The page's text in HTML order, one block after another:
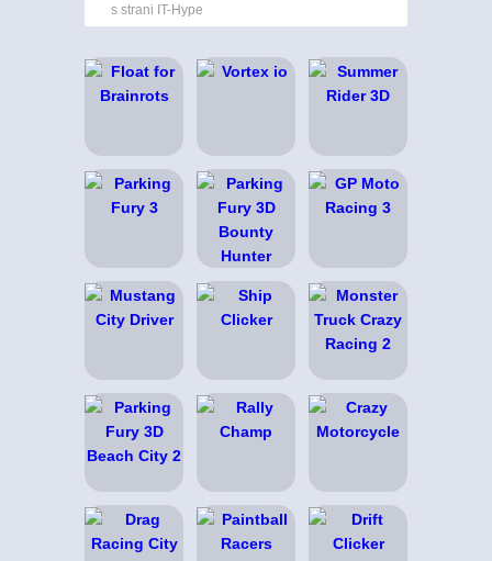
s strani IT-Hype